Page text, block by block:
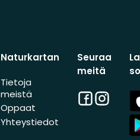
Naturkartan
Tietoja
meistä
Oppaat
Yhteystiedot
Seuraa
meitä
Facebook